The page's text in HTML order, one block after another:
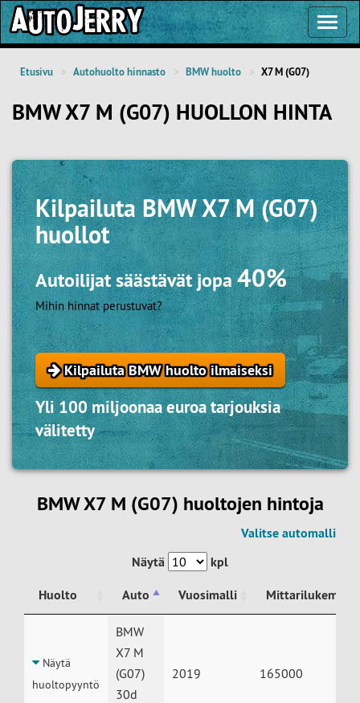
Etusivu Autohuolto hinnasto BMW huolto X7 M (G07)
BMW X7 M (G07) HUOLLON HINTA
KilpailutaBMW X7 M (G07)
huollot
Autoilijat säästävät jopa40%
Mihin hinnat perustuvat?
Kilpailuta BMW huolto ilmaiseksi
Yli 100 miljoonaa euroa tarjouksia
välitetty
BMW X7 M (G07) huoltojen hintoja
Valitse automalli
Näytä
kpl
Huolto
Auto Vuosimalli
Mittarilukema
Auto
Näytä
huoltopyyntö
BMW
X7 M
(G07)
30d
2019 165000